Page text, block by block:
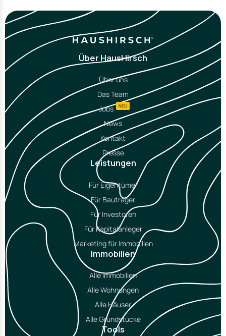
Über HausHirsch
Über uns
Das Team
Jobs
NEU
News
Kontakt
Presse
Leistungen
Für Eigentümer
Für Bauträger
Für Investoren
Für Kapitalanleger
Marketing für Immobilien
Immobilien
Alle Immobilien
Alle Wohnungen
Alle Häuser
Alle Grundstücke
Tools